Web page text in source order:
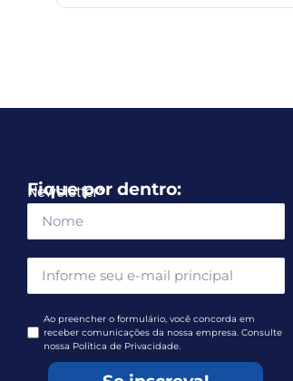
Fique por dentro:
Newsletter*
Ao preencher o formulário, você concorda em
receber comunicações da nossa empresa. Consulte
nossa Política de Privacidade.